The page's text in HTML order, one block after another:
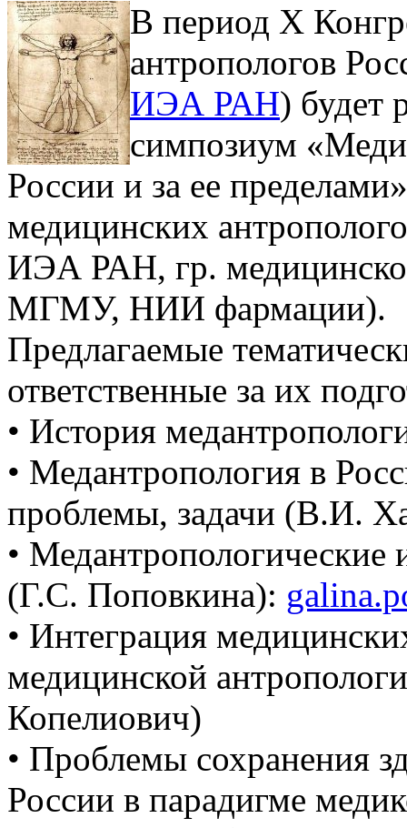
В период Х
антропологов
ИЭА РАН) будет
симпозиум
России и за ее
медицинских
ИЭА РАН, гр.
МГМУ, НИИ фармации).
Предлагаемые
ответственные за их
• История
• Медантропология в
проблемы, задачи (В.И.
• Медантропологические
(Г.С. Поповкина):
• Интеграция
медицинской
Копелиович)
• Проблемы сохранения
России в парадигме